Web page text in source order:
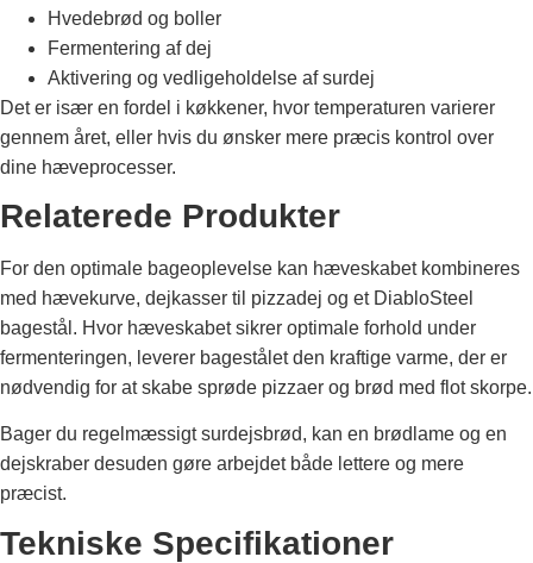
Hvedebrød og boller
Fermentering af dej
Aktivering og vedligeholdelse af surdej
Det er især en fordel i køkkener, hvor temperaturen varierer
gennem året, eller hvis du ønsker mere præcis kontrol over
dine hæveprocesser.
Relaterede Produkter
For den optimale bageoplevelse kan hæveskabet kombineres
med hævekurve, dejkasser til pizzadej og et DiabloSteel
bagestål. Hvor hæveskabet sikrer optimale forhold under
fermenteringen, leverer bagestålet den kraftige varme, der er
nødvendig for at skabe sprøde pizzaer og brød med flot skorpe.
Bager du regelmæssigt surdejsbrød, kan en brødlame og en
dejskraber desuden gøre arbejdet både lettere og mere
præcist.
Tekniske Specifikationer